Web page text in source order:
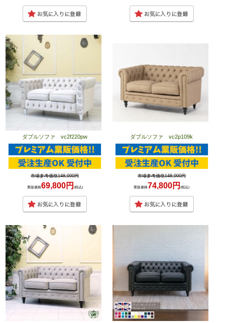
ダブルソファ vc2f220pw
市場参考価格148,000円
業販価格69,800円 (税込)
ダブルソファ vc2p109k
市場参考価格148,000円
業販価格74,800円(税込)